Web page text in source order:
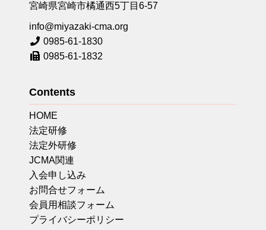
宮崎県宮崎市橘通西5丁目6-57
info@miyazaki-cma.org
0985-61-1830
0985-61-1832
Contents
HOME
法定研修
法定外研修
JCMA関連
入会申し込み
お問合せフォーム
会員用相談フォーム
プライバシーポリシー